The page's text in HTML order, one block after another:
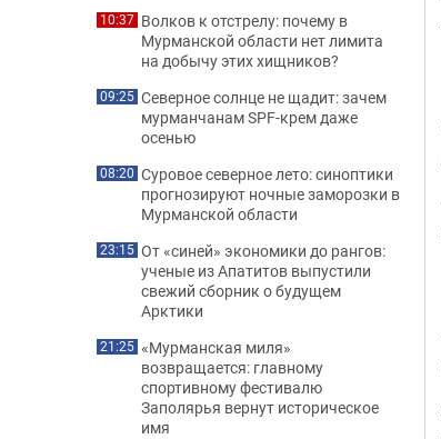
10:37 Волков к отстрелу: почему в
Мурманской области нет лимита
на добычу этих хищников?
09:25 Северное солнце не щадит: зачем
мурманчанам SPF-крем даже
осенью
08:20 Суровое северное лето: синоптики
прогнозируют ночные заморозки в
Мурманской области
23:15 От «синей» экономики до рангов:
ученые из Апатитов выпустили
свежий сборник о будущем
Арктики
21:25 «Мурманская миля»
возвращается: главному
спортивному фестивалю
Заполярья вернут историческое
имя